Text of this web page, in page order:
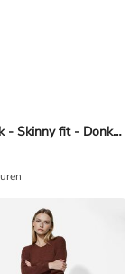
Capribroek - Skinny fit - Donkerblauw